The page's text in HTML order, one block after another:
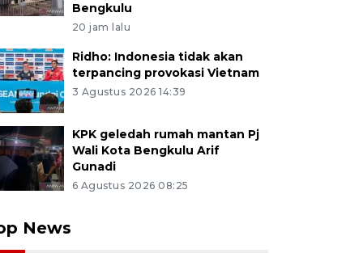
Bengkulu
20 jam lalu
Ridho: Indonesia tidak akan
terpancing provokasi Vietnam
3 Agustus 2026 14:39
KPK geledah rumah mantan Pj
Wali Kota Bengkulu Arif
Gunadi
6 Agustus 2026 08:25
News